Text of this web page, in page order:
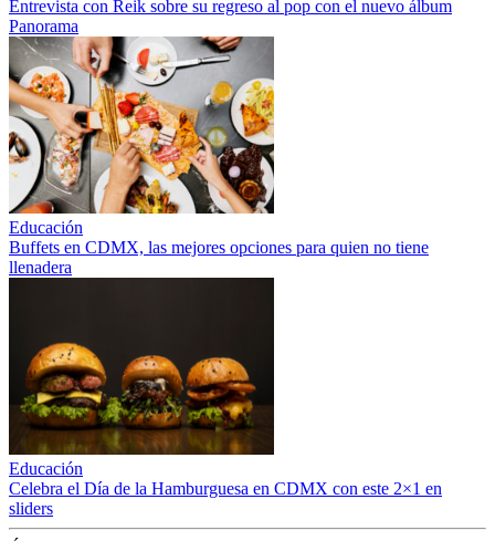
Entrevista con Reik sobre su regreso al pop con el nuevo álbum
Panorama
Educación
Buffets en CDMX, las mejores opciones para quien no tiene
llenadera
Educación
Celebra el Día de la Hamburguesa en CDMX con este 2×1 en
sliders